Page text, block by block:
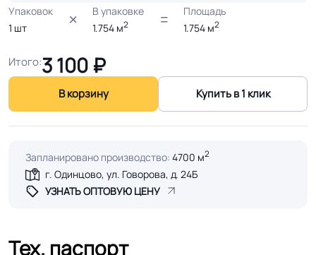
Упаковок
1 шт
В упаковке
1.754 м2
Площадь
1.754 м2
Итого:3 100 ₽
В корзину Купить в 1 клик
Запланировано производство: 4700 м2
г. Одинцово, ул. Говорова, д. 24Б
УЗНАТЬ ОПТОВУЮ ЦЕНУ
Тех. паспорт